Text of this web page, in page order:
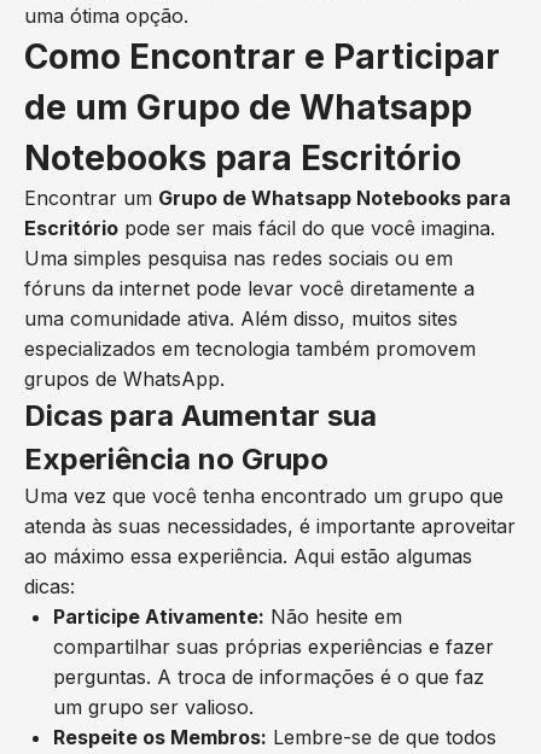
uma ótima opção.
Como Encontrar e Participar
de um Grupo de Whatsapp
Notebooks para Escritório
Encontrar um Grupo de Whatsapp Notebooks para
Escritório pode ser mais fácil do que você imagina.
Uma simples pesquisa nas redes sociais ou em
fóruns da internet pode levar você diretamente a
uma comunidade ativa. Além disso, muitos sites
especializados em tecnologia também promovem
grupos de WhatsApp.
Dicas para Aumentar sua
Experiência no Grupo
Uma vez que você tenha encontrado um grupo que
atenda às suas necessidades, é importante aproveitar
ao máximo essa experiência. Aqui estão algumas
dicas:
Participe Ativamente: Não hesite em
compartilhar suas próprias experiências e fazer
perguntas. A troca de informações é o que faz
um grupo ser valioso.
Respeite os Membros: Lembre-se de que todos